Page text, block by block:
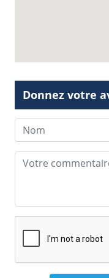
Donnez votre